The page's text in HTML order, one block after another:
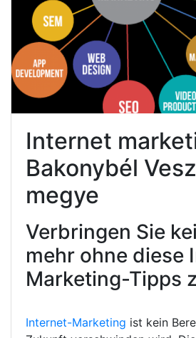
Internet
Bakonybél
megye
Verbringen Sie
mehr ohne diese
Marketing-Tipps
Internet-Marketing ist kein